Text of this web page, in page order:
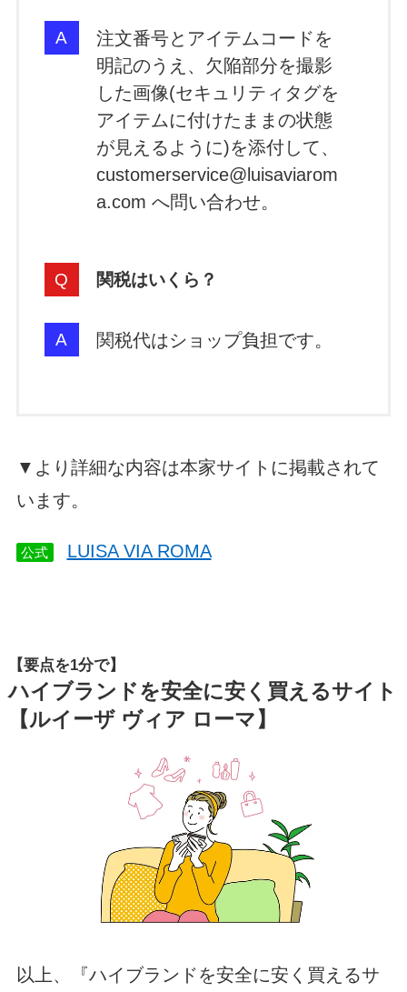
注文番号とアイテムコードを
明記のうえ、欠陥部分を撮影
した画像(セキュリティタグを
アイテムに付けたままの状態
が見えるように)を添付して、
customerservice@luisaviarom
a.com へ問い合わせ。
関税はいくら？
関税代はショップ負担です。
▼より詳細な内容は本家サイトに掲載されて
います。
公式 LUISA VIA ROMA
【要点を1分で】
ハイブランドを安全に安く買えるサイト
【ルイーザ ヴィア ローマ】
以上、『ハイブランドを安全に安く買えるサ